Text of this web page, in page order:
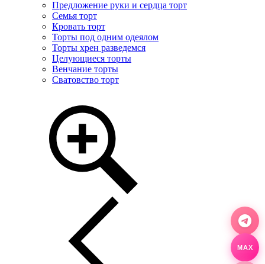
Предложение руки и сердца торт
Семья торт
Кровать торт
Торты под одним одеялом
Торты хрен разведемся
Целующиеся торты
Венчание торты
Сватовство торт
MAX